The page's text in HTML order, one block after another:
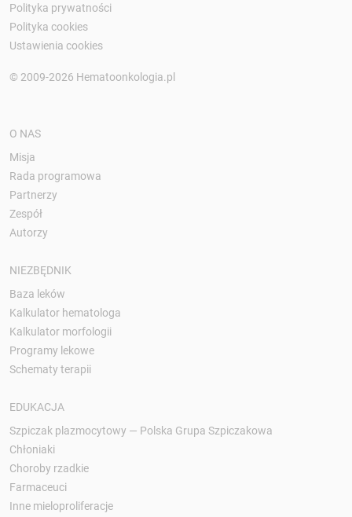
Polityka prywatności
Polityka cookies
Ustawienia cookies
© 2009-2026 Hematoonkologia.pl
O NAS
Misja
Rada programowa
Partnerzy
Zespół
Autorzy
NIEZBĘDNIK
Baza leków
Kalkulator hematologa
Kalkulator morfologii
Programy lekowe
Schematy terapii
EDUKACJA
Szpiczak plazmocytowy — Polska Grupa Szpiczakowa
Chłoniaki
Choroby rzadkie
Farmaceuci
Inne mieloproliferacje